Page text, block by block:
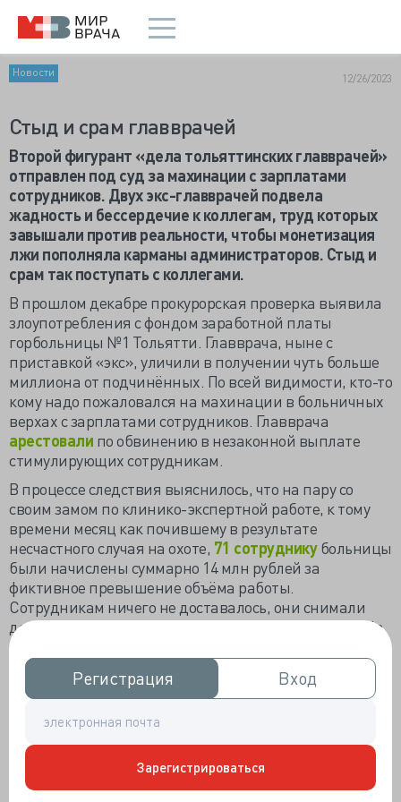
Регистрация
Регистрация Вход
Вход
Зарегистрироваться
Новости 12/26/2023
Стыд и срам главврачей
Второй фигурант «дела тольяттинских главврачей»
отправлен под суд за махинации с зарплатами
сотрудников. Двух экс-главврачей подвела
жадность и бессердечие к коллегам, труд которых
завышали против реальности, чтобы монетизация
лжи пополняла карманы администраторов. Стыд и
срам так поступать с коллегами.
В прошлом декабре прокурорская проверка выявила
злоупотребления с фондом заработной платы
горбольницы №1 Тольятти. Главврача, ныне с
приставкой «экс», уличили в получении чуть больше
миллиона от подчинённых. По всей видимости, кто-то
кому надо пожаловался на махинации в больничных
верхах с зарплатами сотрудников. Главврача
арестовали по обвинению в незаконной выплате
стимулирующих сотрудникам.
В процессе следствия выяснилось, что на пару со
своим замом по клинико-экспертной работе, к тому
времени месяц как почившему в результате
несчастного случая на охоте, 71 сотрудникубольницы
были начислены суммарно 14 млн рублей за
фиктивное превышение объёма работы.
Сотрудникам ничего не доставалось, они снимали
деньги с личных счетов для передачи начальству. На
днях дело с доказательствами беспрецедентного
жульничества передали в суд.
Вслед за главврачом ГБ №1 в декабре 2022 года
№2, который аналогичным способом уводил деньги из
кассы АПУ и карманов подчинённых. Небольшая
сумма сворованного - 1,6 млн рублей переводов на
карты 15 сотрудников позволила следователям